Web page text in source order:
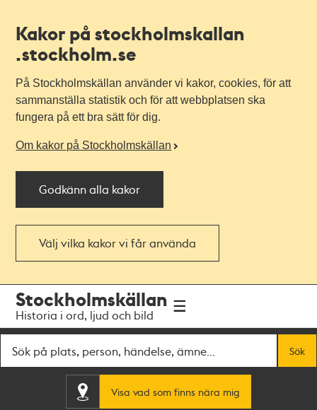
Kakor på stockholmskallan
.stockholm.se
På Stockholmskällan använder vi kakor, cookies, för att
sammanställa statistik och för att webbplatsen ska
fungera på ett bra sätt för dig.
Om kakor på Stockholmskällan
Godkänn alla kakor
Välj vilka kakor vi får använda
navigationen
huvudinnehållet
Stockholmskällan
Historia i ord, ljud och bild
Sök
Visa vad som finns nära mig